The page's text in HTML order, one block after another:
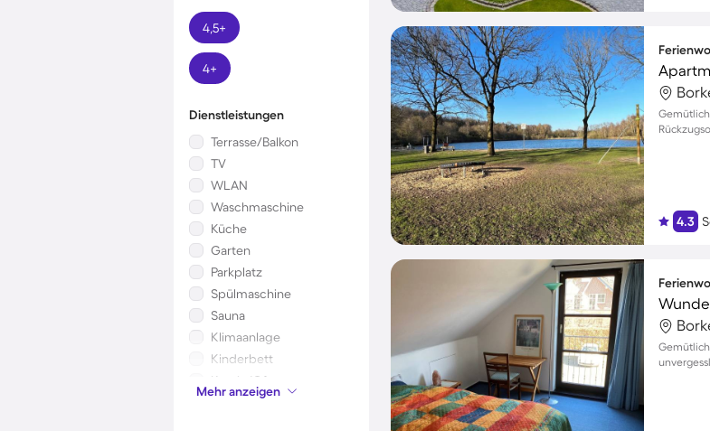
4,5+
4+
Dienstleistungen
Terrasse/Balkon
TV
WLAN
Waschmaschine
Küche
Garten
Parkplatz
Spülmaschine
Sauna
Klimaanlage
Kinderbett
Kamin/Ofen
Mikrowelle
Mehr anzeigen
4.3